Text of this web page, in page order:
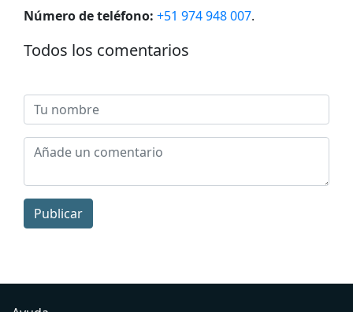
Número de teléfono: +51 974 948 007.
Todos los comentarios
Publicar